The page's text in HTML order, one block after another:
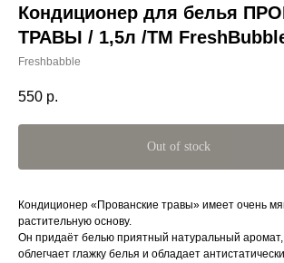
Кондиционер для белья
ТРАВЫ / 1,5л /ТМ
Freshbabble
550 р.
Out of stock
Кондиционер «Прованские травы» имеет очень
растительную основу.
Он придаёт белью приятный натуральный аромат,
облегчает глажку белья и обладает